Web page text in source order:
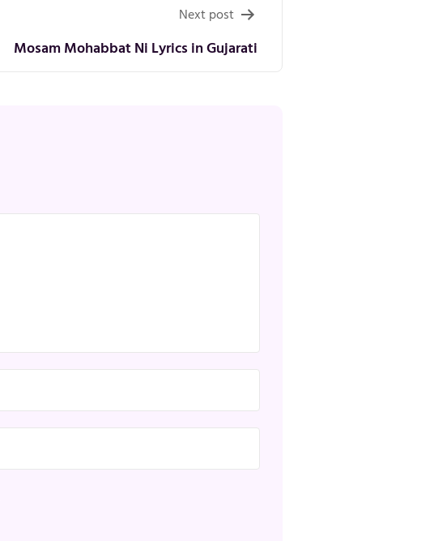
Next post
Mosam Mohabbat Ni Lyrics in Gujarati